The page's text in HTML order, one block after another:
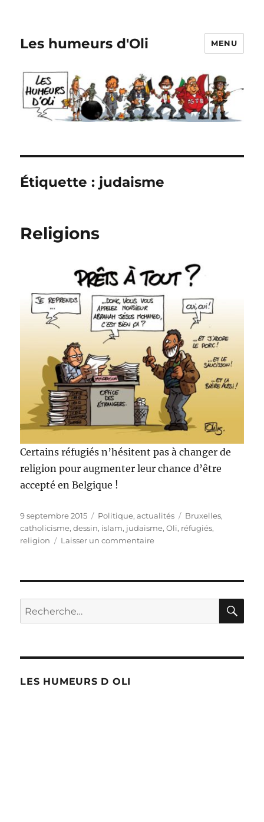
Les humeurs d'Oli MENU
Étiquette : judaisme
Religions
Certains réfugiés n’hésitent pas à changer de
religion pour augmenter leur chance d’être
accepté en Belgique !
Publié
le
9 septembre 2015 Catégories
Politique, actualités Étiquettes
Bruxelles,
catholicisme,dessin, islam, judaisme,Oli, réfugiés,
religion
Laisser un commentairesur
Recherche
pour :
LES HUMEURS D OLI